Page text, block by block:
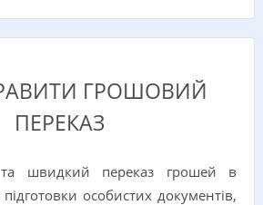
ГРОШОВИЙ
ПЕРЕКАЗ
та швидкий переказ грошей в
особистих документів,